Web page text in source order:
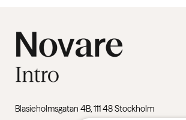
Blasieholmsgatan 4B, 111 48 Stockholm